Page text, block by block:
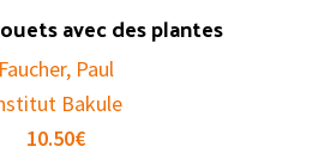
avec des plantes
Faucher, Paul
Bakule
10.50€